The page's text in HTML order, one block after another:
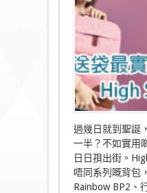
夠
大
又
夠
輕〉
中
過幾日就到聖誕
一半？不如實用
日日孭出街。
唔同系列嘅背包
Rainbow BP2、